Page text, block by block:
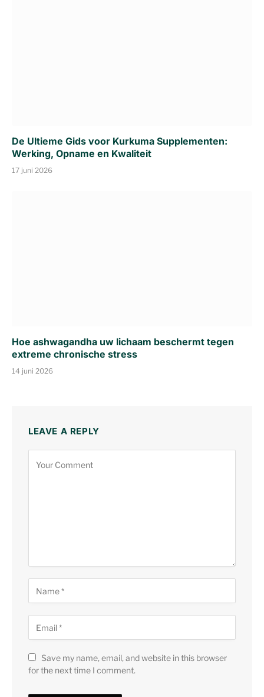
De Ultieme Gids voor Kurkuma Supplementen:
Werking, Opname en Kwaliteit
17 juni 2026
Hoe ashwagandha uw lichaam beschermt tegen
extreme chronische stress
14 juni 2026
LEAVE A REPLY
Save my name, email, and website in this browser
for the next time I comment.